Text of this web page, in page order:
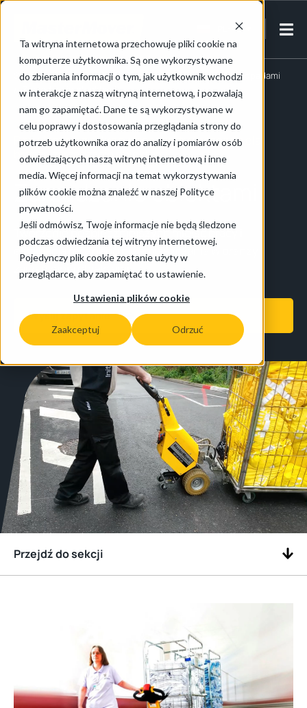
Ta witryna internetowa przechowuje pliki cookie na
komputerze użytkownika. Są one wykorzystywane
do zbierania informacji o tym, jak użytkownik wchodzi
w interakcje z naszą witryną internetową, i pozwalają
nam go zapamiętać. Dane te są wykorzystywane w
celu poprawy i dostosowania przeglądania strony do
potrzeb użytkownika oraz do analizy i pomiarów osób
odwiedzających naszą witrynę internetową i inne
media. Więcej informacji na temat wykorzystywania
plików cookie można znaleźć w naszej Polityce
prywatności.
Jeśli odmówisz, Twoje informacje nie będą śledzone
podczas odwiedzania tej witryny internetowej.
Pojedynczy plik cookie zostanie użyty w
przeglądarce, aby zapamiętać to ustawienie.
Ustawienia plików cookie
Zaakceptuj Odrzuć
PL-PL
Strona główna/ Obsługa obiektów i gospodarowanie odpadami
Zarządzanie obiektami
Zarządzanie obiektami
Rozwiązania z zakresu transportu ręcznego dla
branży zarządzania obiektami
Tworzenie bezpieczniejszych miejsc pracy i
eliminacja ręcznego przemieszczania w branży
zarządzania obiektami...
Wyślij zapytanie
Przejdź do sekcji